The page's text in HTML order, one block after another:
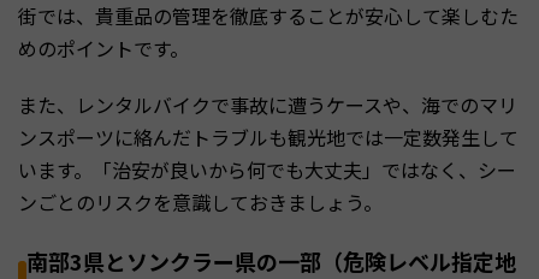
街では、貴重品の管理を徹底することが安心して楽しむた
めのポイントです。
また、レンタルバイクで事故に遭うケースや、海でのマリ
ンスポーツに絡んだトラブルも観光地では一定数発生して
います。「治安が良いから何でも大丈夫」ではなく、シー
ンごとのリスクを意識しておきましょう。
南部3県とソンクラー県の一部（危険レベル指定地